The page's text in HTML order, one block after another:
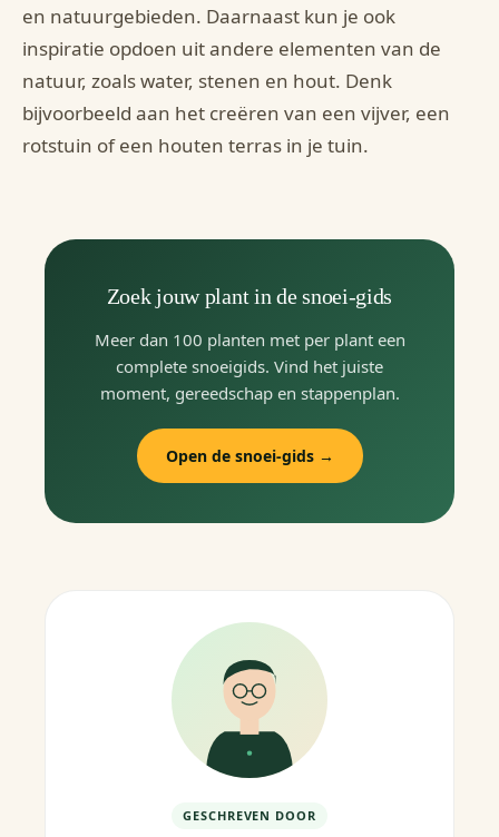
en natuurgebieden. Daarnaast kun je ook
inspiratie opdoen uit andere elementen van de
natuur, zoals water, stenen en hout. Denk
bijvoorbeeld aan het creëren van een vijver, een
rotstuin of een houten terras in je tuin.
Zoek jouw plant in de snoei-gids
Meer dan 100 planten met per plant een
complete snoeigids. Vind het juiste
moment, gereedschap en stappenplan.
Open de snoei-gids →
GESCHREVEN DOOR